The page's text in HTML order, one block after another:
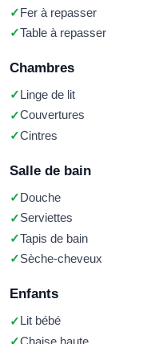
Fer à repasser
Table à repasser
Chambres
Linge de lit
Couvertures
Cintres
Salle de bain
Douche
Serviettes
Tapis de bain
Sèche-cheveux
Enfants
Lit bébé
Chaise haute